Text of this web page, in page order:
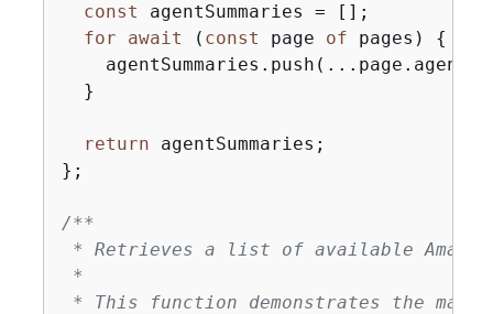
const agentSummaries = [];
for
await ( const page of pages) {
  }
return agentSummaries;
};
/**
* Retrieves a list of available Amazon
*
* This function demonstrates the